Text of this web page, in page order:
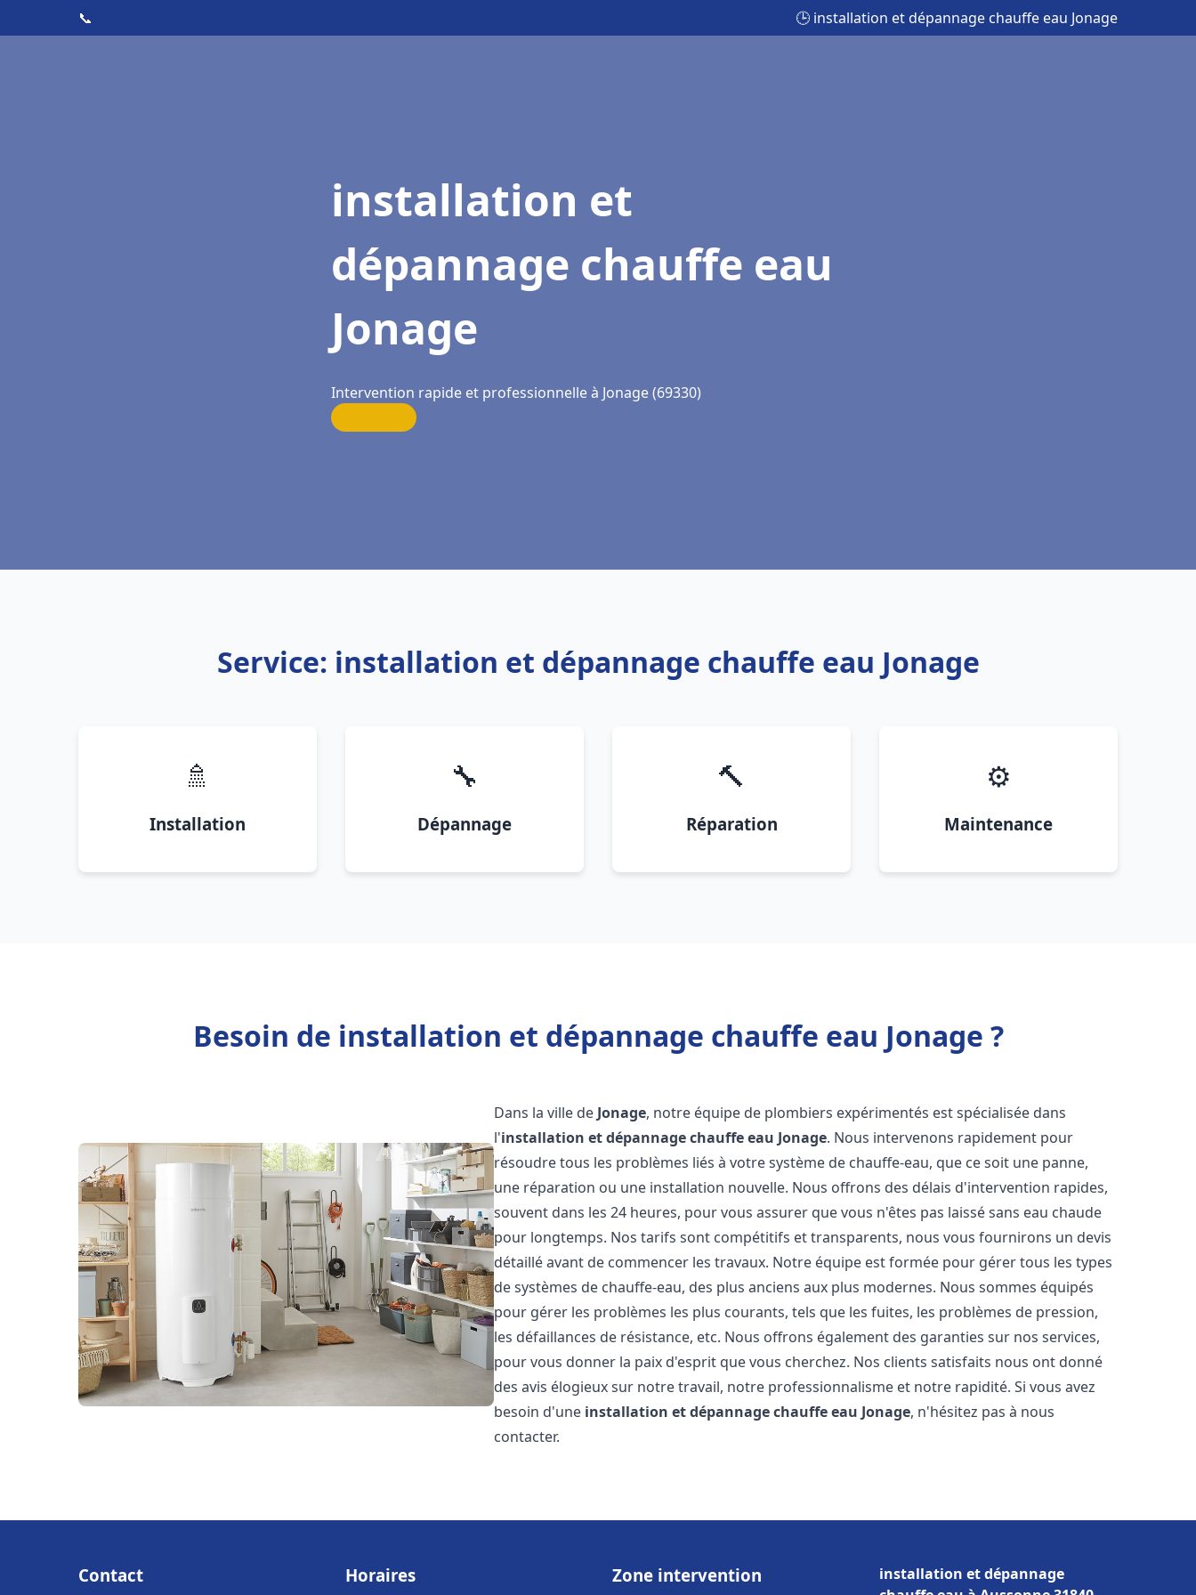
📞 🕒 installation et dépannage chauffe eau Jonage
installation et
dépannage chauffe eau
Jonage
Intervention rapide et professionnelle à Jonage (69330)
Service: installation et dépannage chauffe eau Jonage
🚿
Installation
🔧
Dépannage
🔨
Réparation
⚙️
Maintenance
Besoin de installation et dépannage chauffe eau Jonage ?
Dans la ville de Jonage, notre équipe de plombiers expérimentés est spécialisée dans
l'installation et dépannage chauffe eau Jonage. Nous intervenons rapidement pour
résoudre tous les problèmes liés à votre système de chauffe-eau, que ce soit une panne,
une réparation ou une installation nouvelle. Nous offrons des délais d'intervention rapides,
souvent dans les 24 heures, pour vous assurer que vous n'êtes pas laissé sans eau chaude
pour longtemps. Nos tarifs sont compétitifs et transparents, nous vous fournirons un devis
détaillé avant de commencer les travaux. Notre équipe est formée pour gérer tous les types
de systèmes de chauffe-eau, des plus anciens aux plus modernes. Nous sommes équipés
pour gérer les problèmes les plus courants, tels que les fuites, les problèmes de pression,
les défaillances de résistance, etc. Nous offrons également des garanties sur nos services,
pour vous donner la paix d'esprit que vous cherchez. Nos clients satisfaits nous ont donné
des avis élogieux sur notre travail, notre professionnalisme et notre rapidité. Si vous avez
besoin d'une installation et dépannage chauffe eau Jonage, n'hésitez pas à nous
contacter.
Contact Horaires Zone intervention
installation et dépannage